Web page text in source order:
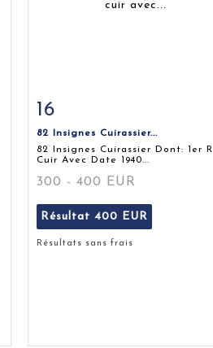
Fiche détaillée
16
82 Insignes Cuirassier...
82 Insignes Cuirassier Dont: 1er R
Cuir Avec Date 1940...
300 - 400 EUR
Résultat 400 EUR
Résultats sans frais